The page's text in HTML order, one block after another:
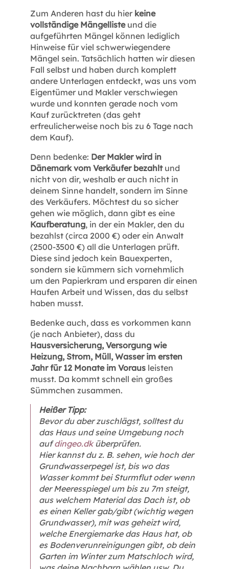
Zum Anderen hast du hier keine
vollständige Mängellisteund die
aufgeführten Mängel können lediglich
Hinweise für viel schwerwiegendere
Mängel sein. Tatsächlich hatten wir diesen
Fall selbst und haben durch komplett
andere Unterlagen entdeckt, was uns vom
Eigentümer und Makler verschwiegen
wurde und konnten gerade noch vom
Kauf zurücktreten (das geht
erfreulicherweise noch bis zu 6 Tage nach
dem Kauf).
Denn bedenke: Der Makler wird in
Dänemark vom Verkäufer bezahltund
nicht von dir, weshalb er auch nicht in
deinem Sinne handelt, sondern im Sinne
des Verkäufers. Möchtest du so sicher
gehen wie möglich, dann gibt es eine
Kaufberatung, in der ein Makler, den du
bezahlst (circa 2000 €) oder ein Anwalt
(2500-3500 €) all die Unterlagen prüft.
Diese sind jedoch kein Bauexperten,
sondern sie kümmern sich vornehmlich
um den Papierkram und ersparen dir einen
Haufen Arbeit und Wissen, das du selbst
haben musst.
Bedenke auch, dass es vorkommen kann
(je nach Anbieter), dass du
Hausversicherung, Versorgung wie
Heizung, Strom, Müll, Wasser im ersten
Jahr für 12 Monate im Voraus leisten
musst. Da kommt schnell ein großes
Sümmchen zusammen.
Heißer Tipp:
Bevor du aber zuschlägst, solltest du
das Haus und seine Umgebung noch
aufdingeo.dküberprüfen.
Hier kannst du z. B. sehen, wie hoch der
Grundwasserpegel ist, bis wo das
Wasser kommt bei Sturmflut oder wenn
der Meeresspiegel um bis zu 7m steigt,
aus welchem Material das Dach ist, ob
es einen Keller gab/gibt (wichtig wegen
Grundwasser), mit was geheizt wird,
welche Energiemarke das Haus hat, ob
es Bodenverunreinigungen gibt, ob dein
Garten im Winter zum Matschloch wird,